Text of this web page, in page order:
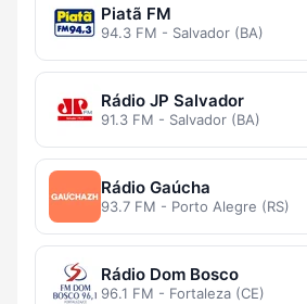
Piatã FM
94.3 FM - Salvador (BA)
Rádio JP Salvador
91.3 FM - Salvador (BA)
Rádio Gaúcha
93.7 FM - Porto Alegre (RS)
Rádio Dom Bosco
96.1 FM - Fortaleza (CE)